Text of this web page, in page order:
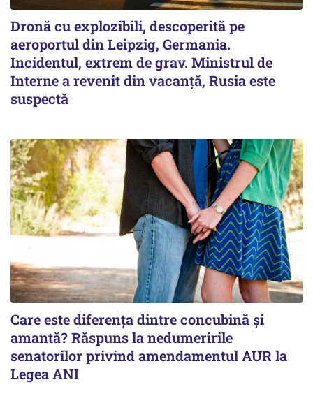
Dronă cu explozibili, descoperită pe
aeroportul din Leipzig, Germania.
Incidentul, extrem de grav. Ministrul de
Interne a revenit din vacanță, Rusia este
suspectă
Care este diferența dintre concubină și
amantă? Răspuns la nedumeririle
senatorilor privind amendamentul AUR la
Legea ANI